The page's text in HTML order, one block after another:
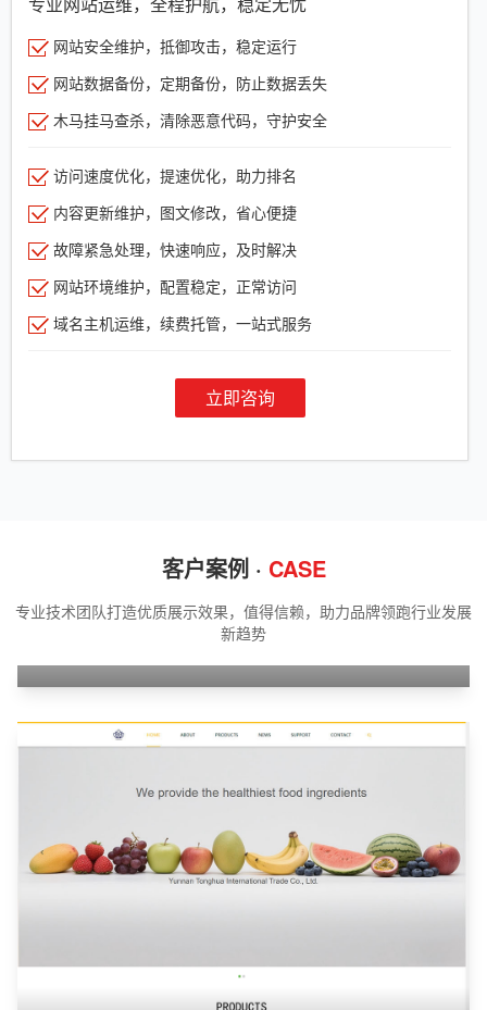
网站安全维护，抵御攻击，稳定运行
网站数据备份，定期备份，防止数据丢失
木马挂马查杀，清除恶意代码，守护安全
访问速度优化，提速优化，助力排名
内容更新维护，图文修改，省心便捷
故障紧急处理，快速响应，及时解决
网站环境维护，配置稳定，正常访问
域名主机运维，续费托管，一站式服务
立即咨询
客户案例 · CASE
专业技术团队打造优质展示效果，值得信赖，助力品牌领跑行业发展
新趋势
江苏携同机器人有限公司